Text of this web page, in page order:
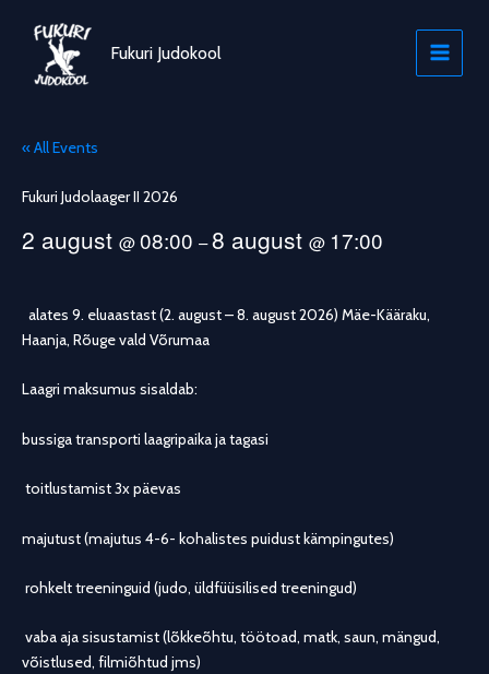
content
Fukuri Judokool
« All Events
Fukuri Judolaager II 2026
2 august @08:00 –8 august @ 17:00
alates 9. eluaastast (2. august – 8. august 2026) Mäe-Kääraku,
Haanja, Rõuge vald Võrumaa
Laagri maksumus sisaldab:
bussiga transporti laagripaika ja tagasi
toitlustamist 3x päevas
majutust (majutus 4-6- kohalistes puidust kämpingutes)
rohkelt treeninguid (judo, üldfüüsilised treeningud)
vaba aja sisustamist (lõkkeõhtu, töötoad, matk, saun, mängud,
võistlused, filmiõhtud jms)